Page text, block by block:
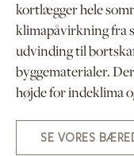
kortlægger hele
klimapåvirkning fra
udvinding til
byggematerialer.
højde for indeklima
SE VORES